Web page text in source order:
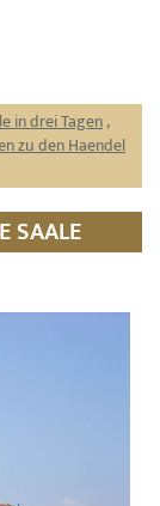
in drei Tagen,
zu den Haendel
SAALE